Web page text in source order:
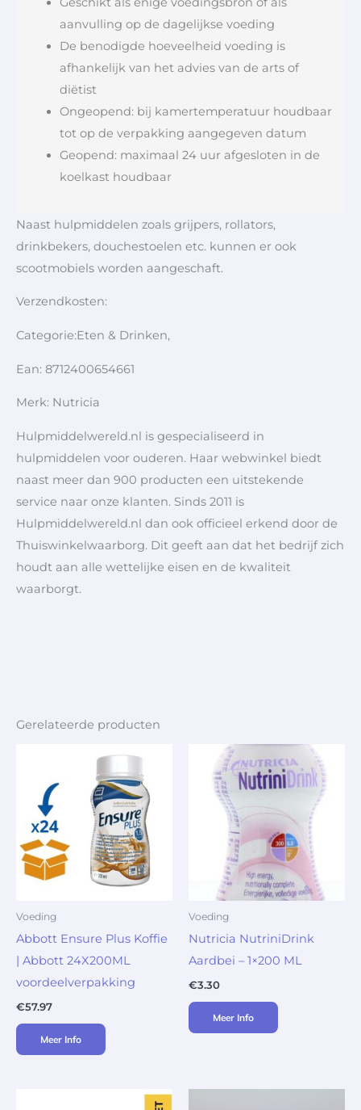
aanvulling op de dagelijkse voeding
De benodigde hoeveelheid voeding is
afhankelijk van het advies van de arts of
diëtist
Ongeopend: bij kamertemperatuur houdbaar
tot op de verpakking aangegeven datum
Geopend: maximaal 24 uur afgesloten in de
koelkast houdbaar
Naast hulpmiddelen zoals grijpers, rollators,
drinkbekers, douchestoelen etc. kunnen er ook
scootmobiels worden aangeschaft.
Verzendkosten:
Categorie:Eten & Drinken,
Ean: 8712400654661
Merk: Nutricia
Hulpmiddelwereld.nl is gespecialiseerd in
hulpmiddelen voor ouderen. Haar webwinkel biedt
naast meer dan 900 producten een uitstekende
service naar onze klanten. Sinds 2011 is
Hulpmiddelwereld.nl dan ook officieel erkend door de
Thuiswinkelwaarborg. Dit geeft aan dat het bedrijf zich
houdt aan alle wettelijke eisen en de kwaliteit
waarborgt.
Gerelateerde producten
Voeding
Abbott Ensure Plus Koffie
| Abbott 24X200ML
voordeelverpakking
€57.97
Meer Info
Voeding
Nutricia NutriniDrink
Aardbei – 1×200 ML
€3.30
Meer Info